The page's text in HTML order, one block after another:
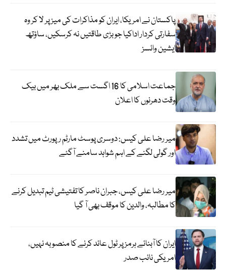
پاکستان نے امریکا، ایران کو مذاکرات کی میز پر لا کر وہ
سفارتی کردار اداکیا جو بڑی طاقتیں نہ کرسکیں، ساؤتھ
ایشین وائسز
جماعت اسلامی کا 16 اگست سے ملک بھر میں بیک
وقت دھرنوں کا اعلان
میر رضا علی کیس: دوسری پوسٹ مارٹم رپورٹ میں تشدد
اور گولی لگنے کے اہم شواہد سامنے آگئے
میر رضا علی کیس، جبران ناصر کا تفتیشی ٹیم تبدیل کرنے
کا مطالبہ، والدین کا موقف بھی آ گیا
ایران کا آبنائے ہرمز پر ٹول عائد کرنے کا منصوبہ نہیں،
امریکی نائب صدر